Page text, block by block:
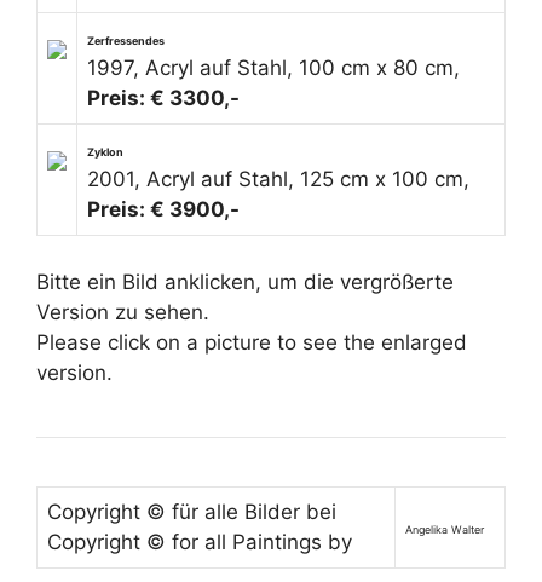
Zerfressendes
1997, Acryl auf Stahl, 100 cm x 80 cm,
Preis: € 3300,-
Zyklon
2001, Acryl auf Stahl, 125 cm x 100 cm,
Preis: € 3900,-
Bitte ein Bild anklicken, um die vergrößerte
Version zu sehen.
Please click on a picture to see the enlarged
version.
Copyright © für alle Bilder bei
Copyright © for all Paintings by
Angelika Walter